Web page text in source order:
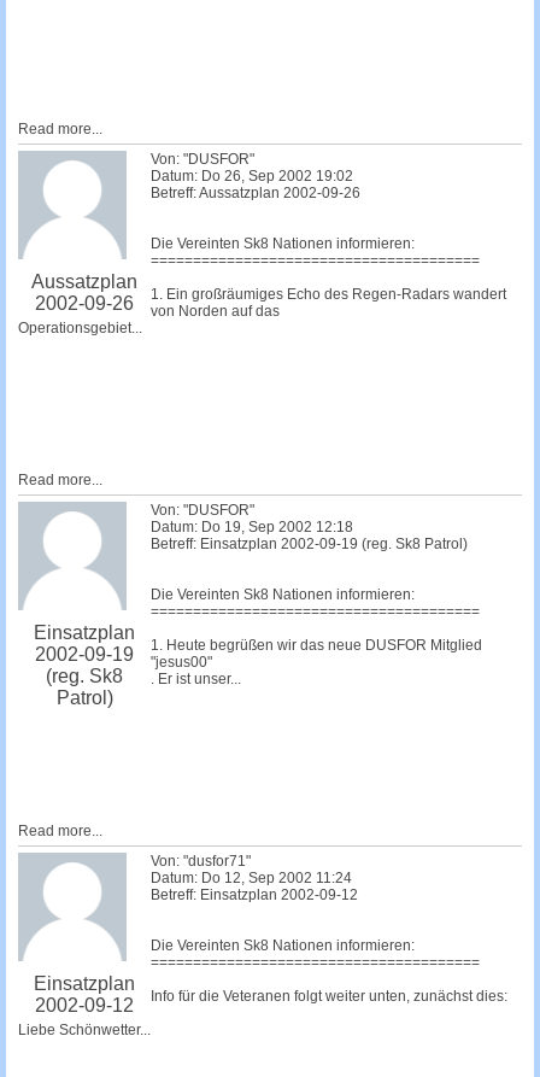
Read more...
Aussatzplan
2002-09-26
Von: "DUSFOR"
Datum: Do 26, Sep 2002 19:02
Betreff: Aussatzplan 2002-09-26
Die Vereinten Sk8 Nationen informieren:
=======================================
1. Ein großräumiges Echo des Regen-Radars wandert
von Norden auf das
Operationsgebiet...
Read more...
Einsatzplan
2002-09-19
(reg. Sk8
Patrol)
Von: "DUSFOR"
Datum: Do 19, Sep 2002 12:18
Betreff: Einsatzplan 2002-09-19 (reg. Sk8 Patrol)
Die Vereinten Sk8 Nationen informieren:
=======================================
1. Heute begrüßen wir das neue DUSFOR Mitglied
"jesus00"
. Er ist unser...
Read more...
Einsatzplan
2002-09-12
Von: "dusfor71"
Datum: Do 12, Sep 2002 11:24
Betreff: Einsatzplan 2002-09-12
Die Vereinten Sk8 Nationen informieren:
=======================================
Info für die Veteranen folgt weiter unten, zunächst dies:
Liebe Schönwetter...